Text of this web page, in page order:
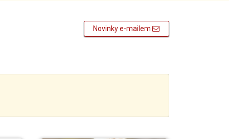
Novinky e-mailem